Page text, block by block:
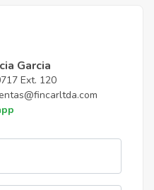
Garcia
Ext. 120